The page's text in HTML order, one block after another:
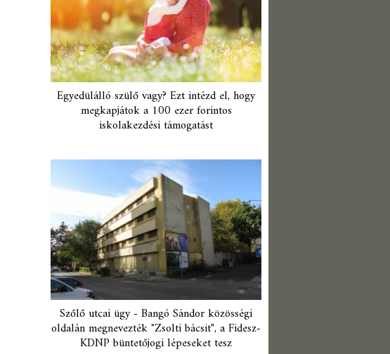
Egyedülálló szülő vagy? Ezt intézd el, hogy
megkapjátok a 100 ezer forintos
iskolakezdési támogatást
Szőlő utcai ügy - Bangó Sándor közösségi
oldalán megnevezték "Zsolti bácsit", a Fidesz-
KDNP büntetőjogi lépeseket tesz